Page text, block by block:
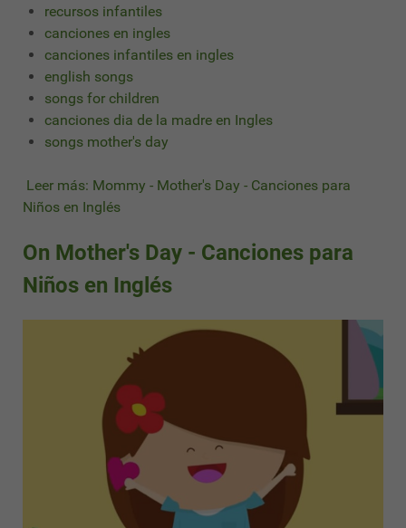
recursos infantiles
canciones en ingles
canciones infantiles en ingles
english songs
songs for children
canciones dia de la madre en Ingles
songs mother's day
Leer más: Mommy - Mother's Day - Canciones para
Niños en Inglés
On Mother's Day - Canciones para
Niños en Inglés